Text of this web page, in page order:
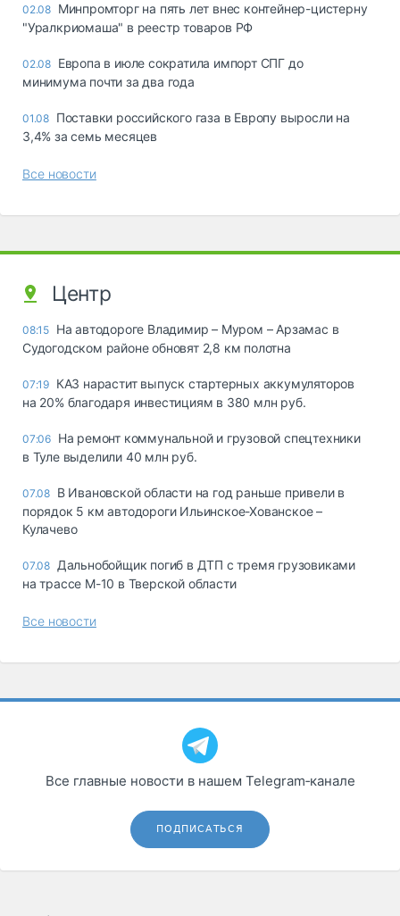
02.08 Минпромторг на пять лет внес контейнер-цистерну
"Уралкриомаша" в реестр товаров РФ
02.08 Европа в июле сократила импорт СПГ до
минимума почти за два года
01.08 Поставки российского газа в Европу выросли на
3,4% за семь месяцев
Все новости
Центр
08:15 На автодороге Владимир – Муром – Арзамас в
Судогодском районе обновят 2,8 км полотна
07:19 КАЗ нарастит выпуск стартерных аккумуляторов
на 20% благодаря инвестициям в 380 млн руб.
07:06 На ремонт коммунальной и грузовой спецтехники
в Туле выделили 40 млн руб.
07.08 В Ивановской области на год раньше привели в
порядок 5 км автодороги Ильинское-Хованское –
Кулачево
07.08 Дальнобойщик погиб в ДТП с тремя грузовиками
на трассе М-10 в Тверской области
Все новости
Все главные новости в нашем Telegram‑канале
ПОДПИСАТЬСЯ